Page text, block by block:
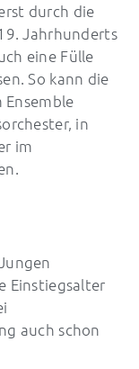
durch die
Jahrhunderts
eine Fülle
So kann die
in
im
Einstiegsalter
auch schon